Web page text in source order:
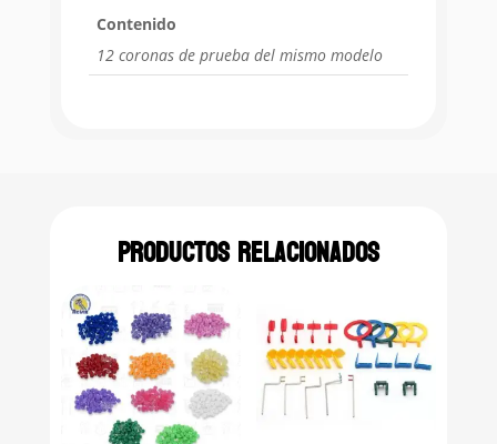
Contenido
12 coronas de prueba del mismo modelo
Productos relacionados